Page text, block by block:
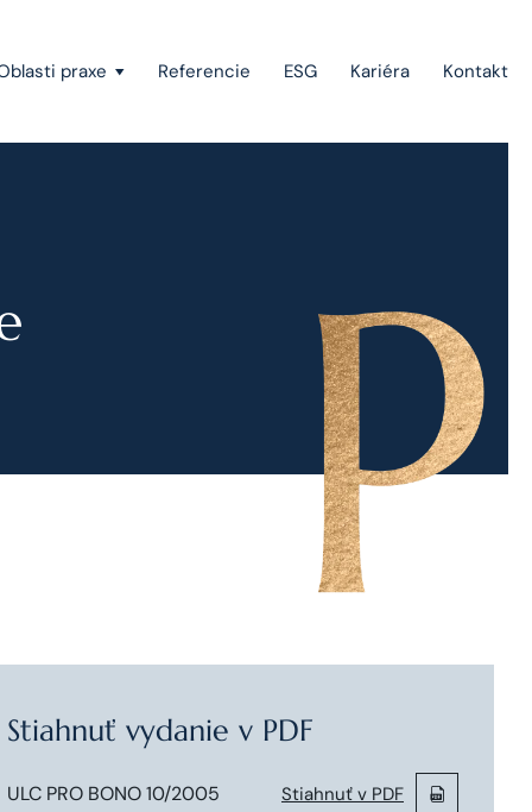
praxe
Európske právo
Referencie ESG Kariéra Kontakt
Stiahnuť vydanie v PDF
ULC PRO BONO 10/2005 Stiahnuť v PDF